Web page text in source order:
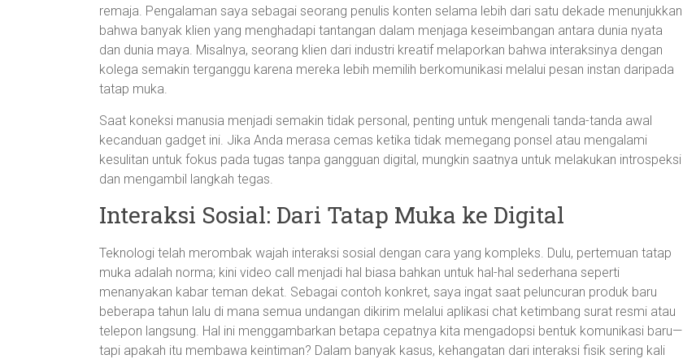
remaja. Pengalaman saya sebagai seorang penulis konten selama lebih dari satu dekade menunjukkan
bahwa banyak klien yang menghadapi tantangan dalam menjaga keseimbangan antara dunia nyata
dan dunia maya. Misalnya, seorang klien dari industri kreatif melaporkan bahwa interaksinya dengan
kolega semakin terganggu karena mereka lebih memilih berkomunikasi melalui pesan instan daripada
tatap muka.
Saat koneksi manusia menjadi semakin tidak personal, penting untuk mengenali tanda-tanda awal
kecanduan gadget ini. Jika Anda merasa cemas ketika tidak memegang ponsel atau mengalami
kesulitan untuk fokus pada tugas tanpa gangguan digital, mungkin saatnya untuk melakukan introspeksi
dan mengambil langkah tegas.
Interaksi Sosial: Dari Tatap Muka ke Digital
Teknologi telah merombak wajah interaksi sosial dengan cara yang kompleks. Dulu, pertemuan tatap
muka adalah norma; kini video call menjadi hal biasa bahkan untuk hal-hal sederhana seperti
menanyakan kabar teman dekat. Sebagai contoh konkret, saya ingat saat peluncuran produk baru
beberapa tahun lalu di mana semua undangan dikirim melalui aplikasi chat ketimbang surat resmi atau
telepon langsung. Hal ini menggambarkan betapa cepatnya kita mengadopsi bentuk komunikasi baru—
tapi apakah itu membawa keintiman? Dalam banyak kasus, kehangatan dari interaksi fisik sering kali